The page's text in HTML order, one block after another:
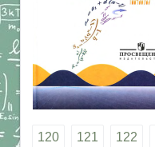
120 121 122